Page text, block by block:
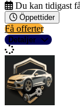
Du kan tidigast
Öppettider
Få offerter
Detaljer